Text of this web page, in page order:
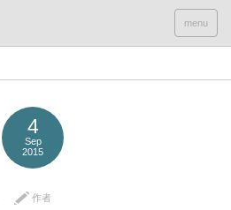
menu
4
Sep
2015
作者